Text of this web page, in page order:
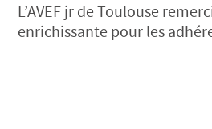
L’AVEF jr de Toulouse
enrichissante pour les